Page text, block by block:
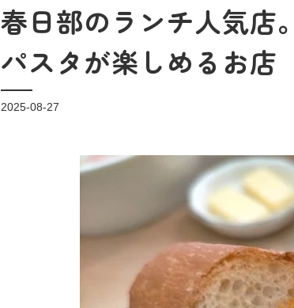
春日部のランチ人気店
パスタが楽しめるお店
2025-08-27